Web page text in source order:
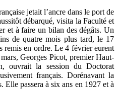
jetait l’ancre dans le port de
débarqué, visita la Faculté et
et à faire un bilan des dégâts. Un
de quatre mois plus tard, le 17
remis en ordre. Le 4 février eurent
Georges Picot, premier Haut-
ouvrait la session du Doctorat
français. Dorénavant la
Elle passera à six ans en 1927 et à